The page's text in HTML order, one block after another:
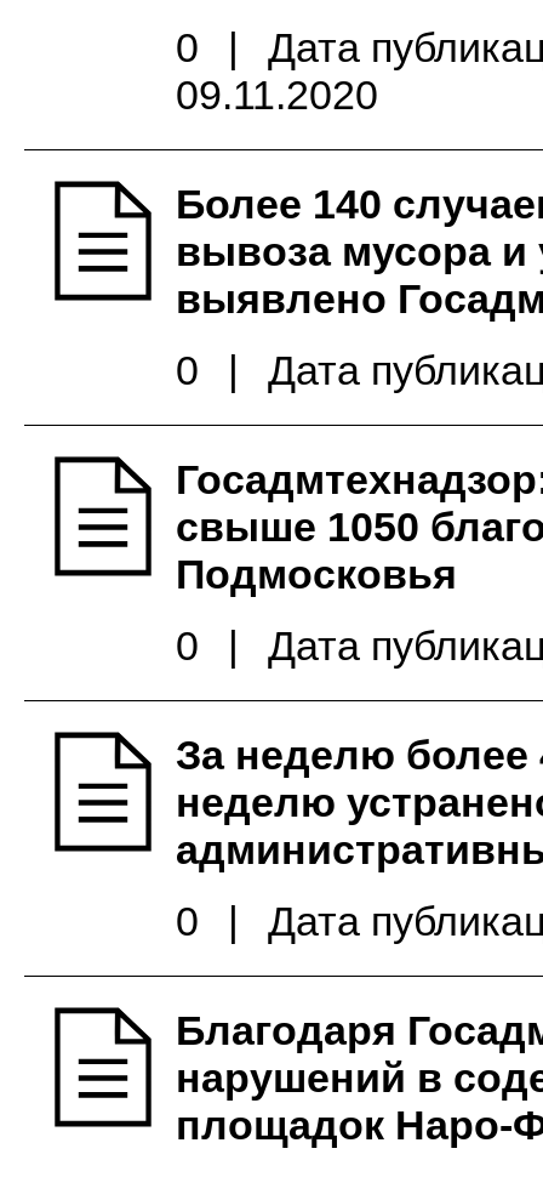
0
|
Дата
09.11.2020
Более 140
вывоза мусора и
выявлено
0
| Дата
свыше 1050
Подмосковья
0
| Дата
За неделю более
неделю
0
| Дата
Благодаря
нарушений в
площадок Наро-